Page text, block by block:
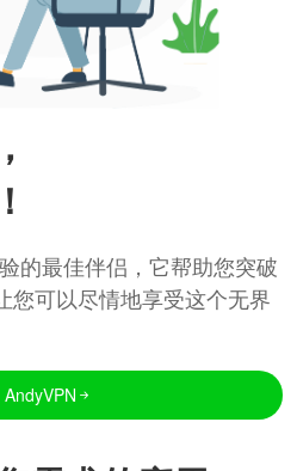
的最佳伴侣，它帮助您突破
您可以尽情地享受这个无界